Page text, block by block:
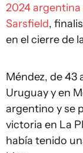
2024 argentina
Sarsfield,
en el cierre de
Méndez, de 43
Uruguay y en
argentino y se
victoria en La
había tenido